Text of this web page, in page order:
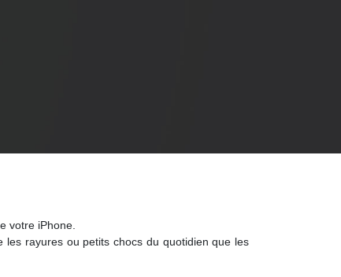
votre iPhone.
les rayures ou petits chocs du quotidien que les